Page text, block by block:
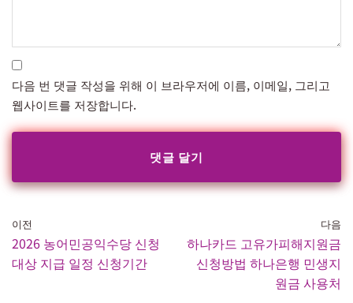
다음 번 댓글 작성을 위해 이 브라우저에 이름, 이메일, 그리고
웹사이트를 저장합니다.
이전
2026 농어민공익수당 신청
대상 지급 일정 신청기간
다음
하나카드 고유가피해지원금
신청방법 하나은행 민생지
원금 사용처